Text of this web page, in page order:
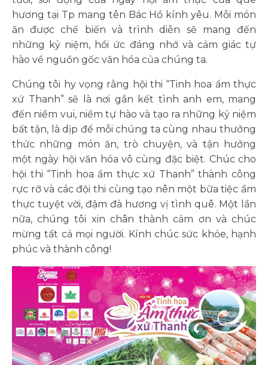
hương tại Tp mang tên Bác Hồ kính yêu. Mỗi món
ăn được chế biến và trình diễn sẽ mang đến
những kỷ niệm, hồi ức đáng nhớ và cảm giác tự
hào về nguồn gốc văn hóa của chúng ta.
Chúng tôi hy vọng rằng hội thi “Tinh hoa ẩm thực
xứ Thanh” sẽ là nơi gắn kết tình anh em, mang
đến niềm vui, niềm tự hào và tạo ra những kỷ niệm
bất tận, là dịp để mỗi chúng ta cùng nhau thưởng
thức những món ăn, trò chuyện, và tận hưởng
một ngày hội văn hóa vô cùng đặc biệt. Chúc cho
hội thi “Tinh hoa ẩm thực xứ Thanh” thành công
rực rỡ và các đội thi cùng tạo nên một bữa tiệc ẩm
thực tuyệt vời, đậm đà hương vị tình quê. Một lần
nữa, chúng tôi xin chân thành cảm ơn và chúc
mừng tất cả mọi người. Kính chúc sức khỏe, hạnh
phúc và thành công!